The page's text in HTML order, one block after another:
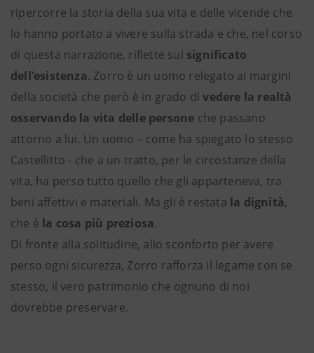
ripercorre la storia della sua vita e delle vicende che
lo hanno portato a vivere sulla strada e che, nel corso
di questa narrazione, riflette sul significato
dell’esistenza. Zorro è un uomo relegato ai margini
della società che però è in grado divedere la realtà
osservando la vita delle persone che passano
attorno a lui. Un uomo – come ha spiegato lo stesso
Castellitto - che a un tratto, per le circostanze della
vita, ha perso tutto quello che gli apparteneva, tra
beni affettivi e materiali. Ma gli è restata la dignità,
che è la cosa più preziosa.
Di fronte alla solitudine, allo sconforto per avere
perso ogni sicurezza, Zorro rafforza il legame con se
stesso, il vero patrimonio che ognuno di noi
dovrebbe preservare.